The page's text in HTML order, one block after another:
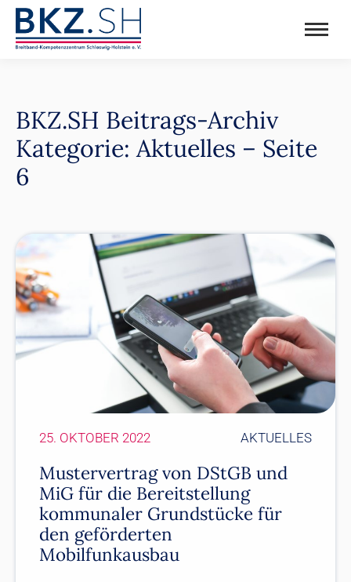
BKZ.SH Beitrags-Archiv
Kategorie: Aktuelles – Seite
6
Mustervertrag von DStGB und
MiG für die Bereitstellung
kommunaler Grundstücke für
den geförderten
Mobilfunkausbau
AKTUELLES
25. OKTOBER 2022